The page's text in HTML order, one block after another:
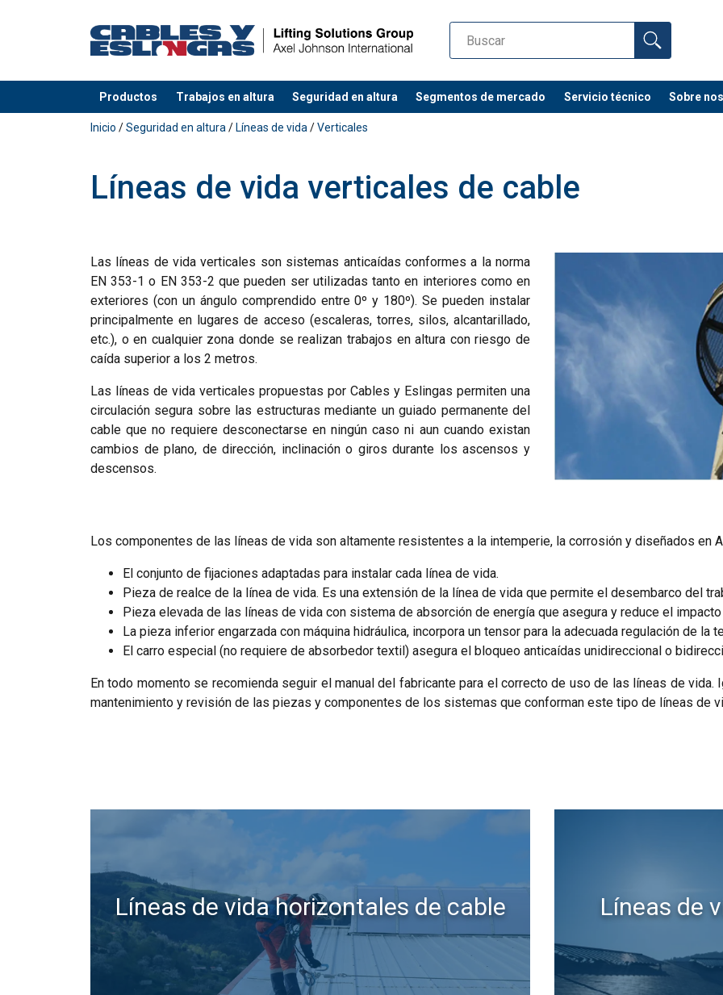
Productos Trabajos en altura Seguridad en altura Segmentos de mercado Servicio técnico Sobre
Agregado a su presupuesto
Inicio /Seguridad en altura / Líneas de vida /Verticales
Líneas de vida verticales de cable
Las líneas de vida verticales son sistemas anticaídas conformes a la norma
EN 353-1 o EN 353-2 que pueden ser utilizadas tanto en interiores como en
exteriores (con un ángulo comprendido entre 0º y 180º). Se pueden instalar
principalmente en lugares de acceso (escaleras, torres, silos, alcantarillado,
etc.), o en cualquier zona donde se realizan trabajos en altura con riesgo de
caída superior a los 2 metros.
Las líneas de vida verticales propuestas por Cables y Eslingas permiten una
circulación segura sobre las estructuras mediante un guiado permanente del
cable que no requiere desconectarse en ningún caso ni aun cuando existan
cambios de plano, de dirección, inclinación o giros durante los ascensos y
descensos.
Los componentes de las líneas de vida son altamente resistentes a la intemperie, la corrosión y diseñados en
El conjunto de fijaciones adaptadas para instalar cada línea de vida.
Pieza de realce de la línea de vida. Es una extensión de la línea de vida que permite el desembarco del
Pieza elevada de las líneas de vida con sistema de absorción de energía que asegura y reduce el impacto
La pieza inferior engarzada con máquina hidráulica, incorpora un tensor para la adecuada regulación de la
El carro especial (no requiere de absorbedor textil) asegura el bloqueo anticaídas unidireccional o
En todo momento se recomienda seguir el manual del fabricante para el correcto de uso de las líneas de
mantenimiento y revisión de las piezas y componentes de los sistemas que conforman este tipo de líneas de
Líneas de vida horizontales de cable Líneas de
Ese sitio web utiliza cookies
Utilizamos cookies para personalizar el contenido, los anuncios y analizar nuestro